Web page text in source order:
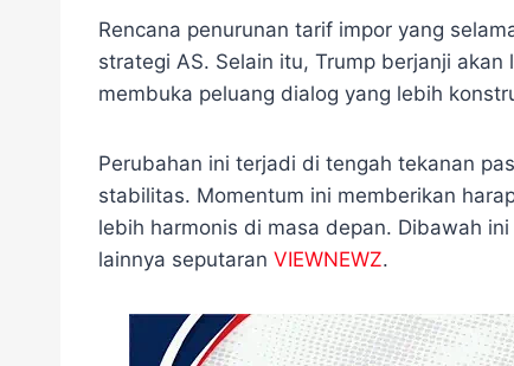
Rencana penurunan tarif impor yang
strategi AS. Selain itu, Trump berjanji
membuka peluang dialog yang lebih
Perubahan ini terjadi di tengah tekanan
stabilitas. Momentum ini memberikan
lebih harmonis di masa depan. Dibawah
lainnya seputaran VIEWNEWZ.